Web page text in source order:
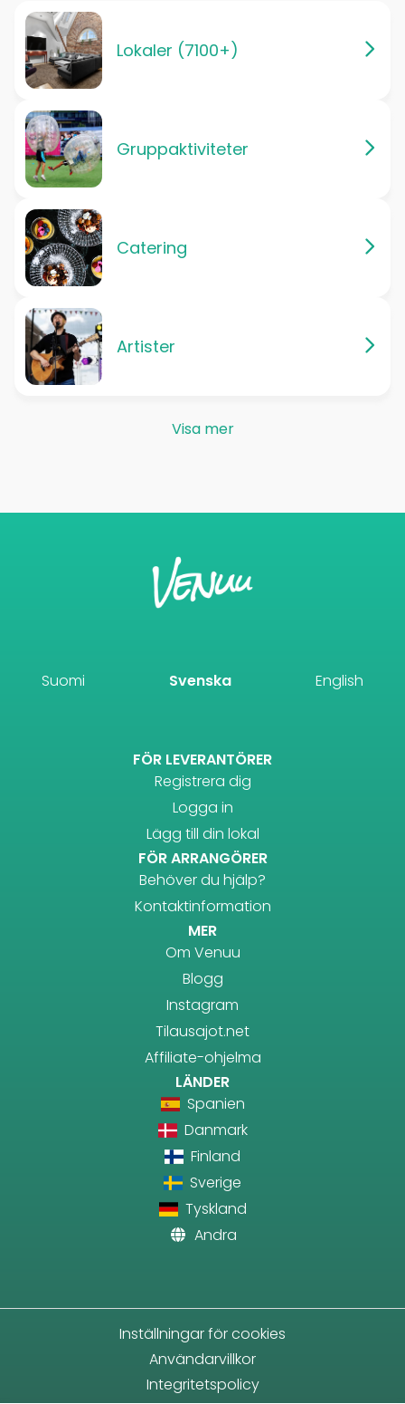
Lokaler (7100+)
Gruppaktiviteter
Catering
Artister
Visa mer
Suomi Svenska English
FÖR LEVERANTÖRER
Registrera dig
Logga in
Lägg till din lokal
FÖR ARRANGÖRER
Behöver du hjälp?
Kontaktinformation
MER
Om Venuu
Blogg
Instagram
Tilausajot.net
Affiliate-ohjelma
LÄNDER
Spanien
Danmark
Finland
Sverige
Tyskland
Andra
Inställningar för cookies
Användarvillkor
Integritetspolicy